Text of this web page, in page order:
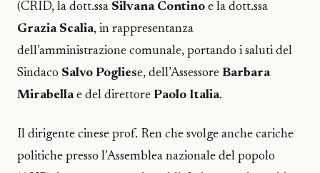
(CRID, la dott.ssa Silvana Contino e la dott.ssa
Grazia Scalia, in rappresentanza
dell’amministrazione comunale, portando i saluti del
Sindaco Salvo Pogliese, dell’Assessore Barbara
Mirabellae del direttore Paolo Italia.
Il dirigente cinese prof. Ren che svolge anche cariche
politiche presso l’Assemblea nazionale del popolo